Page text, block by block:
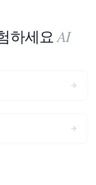
하세요 AI